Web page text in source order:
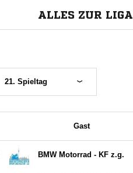
ALLES ZUR LIGA
21. Spieltag
Gast
BMW Motorrad - KF z.g.